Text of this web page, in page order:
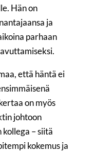
Hän on
ja
parhaan
että häntä ei
on myös
johtoon
– siitä
kokemus ja